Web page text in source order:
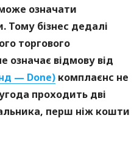
означати
Тому бізнес дедалі
торгового
відмову від
— Done) комплаєнс не
проходить дві
перш ніж кошти